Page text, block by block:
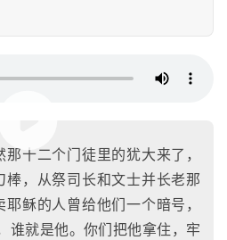
十二个门徒里的犹大来了，
棒，从祭司长和文士并长老那
耶稣的人曾给他们一个暗号，
谁就是他。你们把他拿住，牢